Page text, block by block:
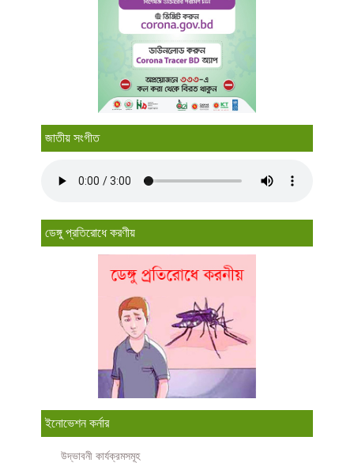
জাতীয় সংগীত
ডেঙ্গু প্রতিরোধে করণীয়
ইনোভেশন কর্নার
উদ্ভাবনী কার্যক্রমসমূহ